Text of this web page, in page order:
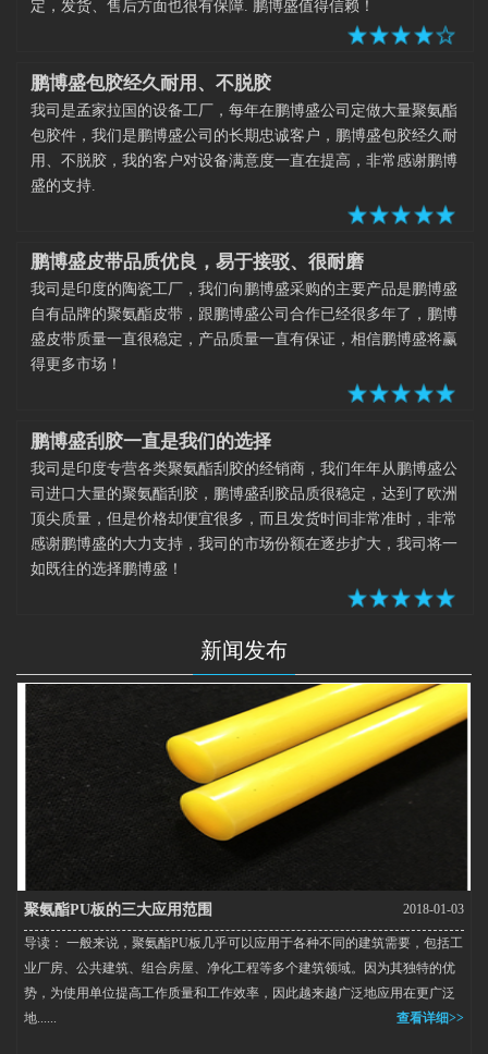
定，发货、售后方面也很有保障. 鹏博盛值得信赖！
鹏博盛包胶经久耐用、不脱胶
我司是孟家拉国的设备工厂，每年在鹏博盛公司定做大量聚氨酯
包胶件，我们是鹏博盛公司的长期忠诚客户，鹏博盛包胶经久耐
用、不脱胶，我的客户对设备满意度一直在提高，非常感谢鹏博
盛的支持.
鹏博盛皮带品质优良，易于接驳、很耐磨
我司是印度的陶瓷工厂，我们向鹏博盛采购的主要产品是鹏博盛
自有品牌的聚氨酯皮带，跟鹏博盛公司合作已经很多年了，鹏博
盛皮带质量一直很稳定，产品质量一直有保证，相信鹏博盛将赢
得更多市场！
鹏博盛刮胶一直是我们的选择
我司是印度专营各类聚氨酯刮胶的经销商，我们年年从鹏博盛公
司进口大量的聚氨酯刮胶，鹏博盛刮胶品质很稳定，达到了欧洲
顶尖质量，但是价格却便宜很多，而且发货时间非常准时，非常
感谢鹏博盛的大力支持，我司的市场份额在逐步扩大，我司将一
如既往的选择鹏博盛！
新闻发布
聚氨酯PU板的三大应用范围 2018-01-03
导读： 一般来说，聚氨酯PU板几乎可以应用于各种不同的建筑需要，包括工
业厂房、公共建筑、组合房屋、净化工程等多个建筑领域。因为其独特的优
势，为使用单位提高工作质量和工作效率，因此越来越广泛地应用在更广泛
地......
查看详细>>